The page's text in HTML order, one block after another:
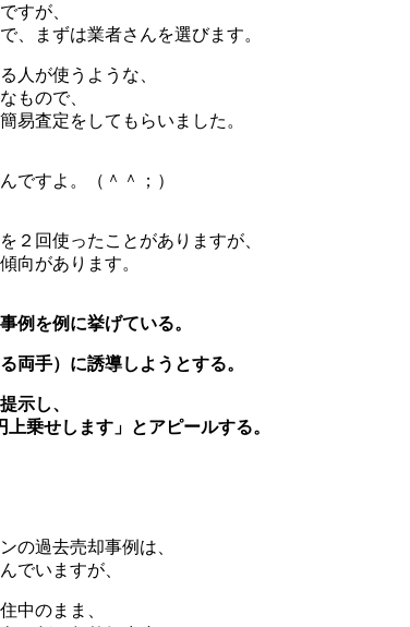
すが、
、まずは業者さんを選びます。
人が使うような、
もので、
易査定をしてもらいました。
んですよ。（＾＾；）
２回使ったことがありますが、
向があります。
例を例に挙げている。
両手）に誘導しようとする。
示し、
乗せします」とアピールする。
の過去売却事例は、
でいますが、
中のまま、